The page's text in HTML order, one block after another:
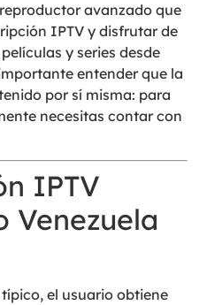
avanzado que
IPTV y disfrutar de
y series desde
entender que la
por sí misma: para
necesitas contar con
IPTV
Venezuela
el usuario obtiene